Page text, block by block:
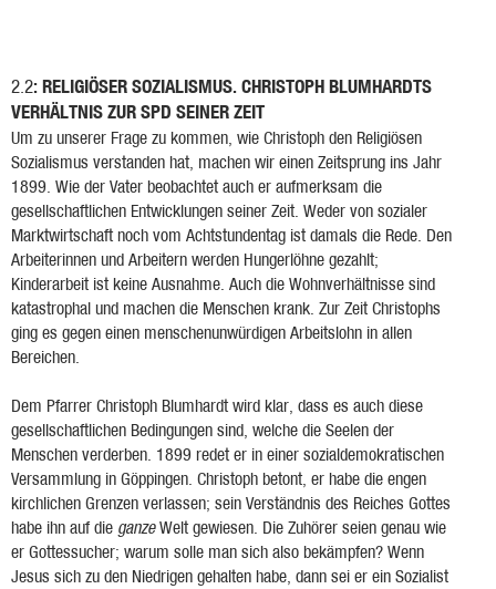
2.2: RELIGIÖSER SOZIALISMUS. CHRISTOPH BLUMHARDTS
VERHÄLTNIS ZUR SPD SEINER ZEIT
Um zu unserer Frage zu kommen, wie Christoph den Religiösen
Sozialismus verstanden hat, machen wir einen Zeitsprung ins Jahr
1899. Wie der Vater beobachtet auch er aufmerksam die
gesellschaftlichen Entwicklungen seiner Zeit. Weder von sozialer
Marktwirtschaft noch vom Achtstundentag ist damals die Rede. Den
Arbeiterinnen und Arbeitern werden Hungerlöhne gezahlt;
Kinderarbeit ist keine Ausnahme. Auch die Wohnverhältnisse sind
katastrophal und machen die Menschen krank. Zur Zeit Christophs
ging es gegen einen menschenunwürdigen Arbeitslohn in allen
Bereichen.
Dem Pfarrer Christoph Blumhardt wird klar, dass es auch diese
gesellschaftlichen Bedingungen sind, welche die Seelen der
Menschen verderben. 1899 redet er in einer sozialdemokratischen
Versammlung in Göppingen. Christoph betont, er habe die engen
kirchlichen Grenzen verlassen; sein Verständnis des Reiches Gottes
habe ihn auf die ganzeWelt gewiesen. Die Zuhörer seien genau wie
er Gottessucher; warum solle man sich also bekämpfen? Wenn
Jesus sich zu den Niedrigen gehalten habe, dann sei er ein Sozialist